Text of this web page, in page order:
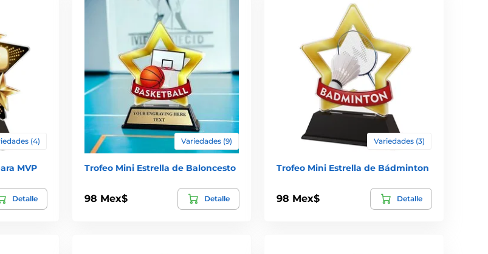
(4)
MVP
Detalle
Variedades (9)
Trofeo Mini Estrella de Baloncesto
98 Mex$ Detalle
Variedades (3)
Trofeo Mini Estrella de Bádminton
98 Mex$ Detalle